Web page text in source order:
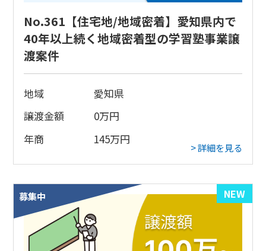
No.361【住宅地/地域密着】愛知県内で
40年以上続く地域密着型の学習塾事業譲
渡案件
地域
愛知県
譲渡金額
0万円
年商
145万円
> 詳細を見る
NEW
募集中